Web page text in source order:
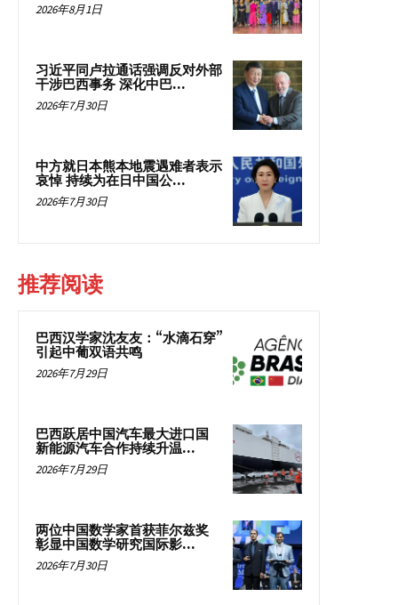
2026年8月1日
习近平同卢拉通话强调反对外部
干涉巴西事务 深化中巴...
2026年7月30日
中方就日本熊本地震遇难者表示
哀悼 持续为在日中国公...
2026年7月30日
推荐阅读
巴西汉学家沈友友：“水滴石穿”
引起中葡双语共鸣
2026年7月29日
巴西跃居中国汽车最大进口国
新能源汽车合作持续升温...
2026年7月29日
两位中国数学家首获菲尔兹奖
彰显中国数学研究国际影...
2026年7月30日